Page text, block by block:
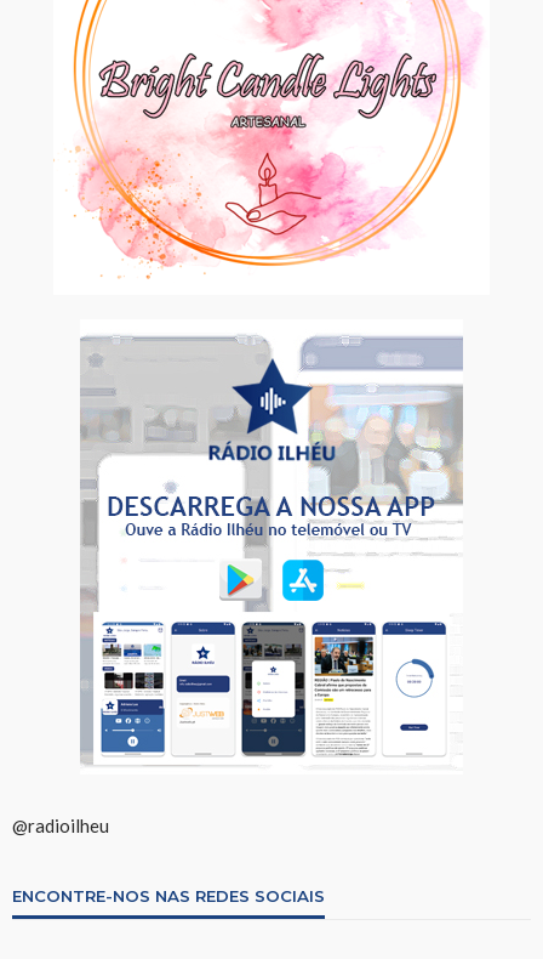
@radioilheu
ENCONTRE-NOS NAS REDES SOCIAIS